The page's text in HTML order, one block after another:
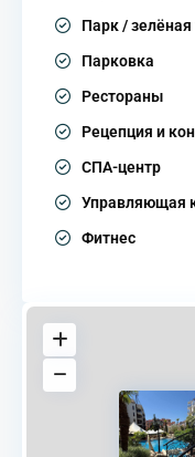
Парк / зелёная
Парковка
Рестораны
Рецепция и
СПА-центр
Управляющая
Фитнес